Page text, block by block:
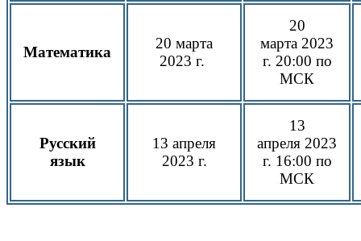
Математика
20 марта
2023 г.
20
марта 2023
г. 20:00 по
МСК
Русский
язык
13 апреля
2023 г.
13
апреля 2023
г. 16:00 по
МСК